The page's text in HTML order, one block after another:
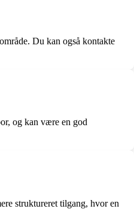
Du kan også kontakte
og kan være en god
struktureret tilgang, hvor en